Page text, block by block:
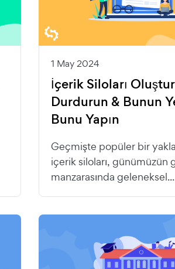
1 May 2024
İçerik Siloları
Durdurun & Bunun
Bunu Yapın
Geçmişte popüler bir
içerik siloları, günümüzün
manzarasında geleneksel...